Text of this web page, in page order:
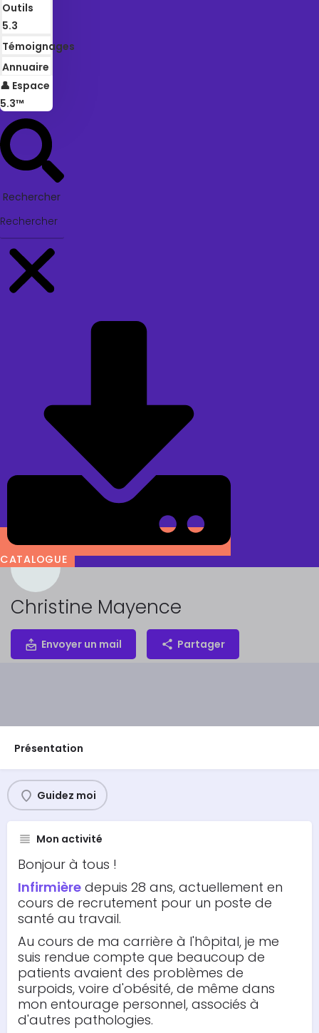
Outils
5.3
Témoignages
Annuaire
👤 Espace
5.3™
Rechercher
CATALOGUE
Christine Mayence
Envoyer un mail Partager
Présentation
Guidez moi
Mon activité
Bonjour à tous !
Infirmière depuis 28 ans, actuellement en
cours de recrutement pour un poste de
santé au travail.
Au cours de ma carrière à l'hôpital, je me
suis rendue compte que beaucoup de
patients avaient des problèmes de
surpoids, voire d'obésité, de même dans
mon entourage personnel, associés à
d'autres pathologies.